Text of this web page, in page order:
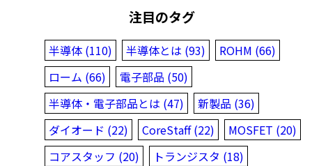
注目のタグ
半導体 (110) 半導体とは (93)
ROHM (66)
ローム (66)
電子部品 (50)
半導体・電子部品とは (47)
新製品 (36)
ダイオード (22)
CoreStaff (22)
MOSFET (20)
コアスタッフ (20)
トランジスタ (18)